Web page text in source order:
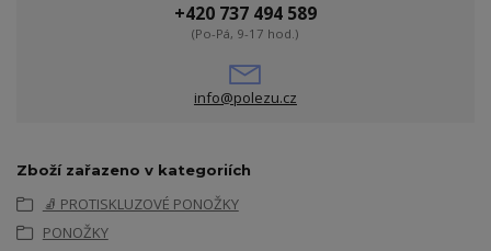
+420 737 494 589
(Po-Pá, 9-17 hod.)
info@polezu.cz
Zboží zařazeno v kategoriích
🧦 PROTISKLUZOVÉ PONOŽKY
PONOŽKY